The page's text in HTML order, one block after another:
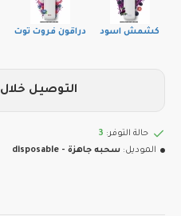
كشمش اسود دراقون فروت توت
حالة التوفر: 3
الموديل: سحبه جاهزة - disposable
التوصيل خلال 1-3 يوم عمل